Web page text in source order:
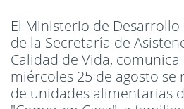
El Ministerio de
de la Secretaría de
Calidad de Vida,
miércoles 25 de agosto se
de unidades alimentarias